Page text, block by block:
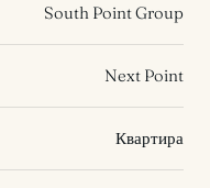
South Point Group
Next Point
Квартира